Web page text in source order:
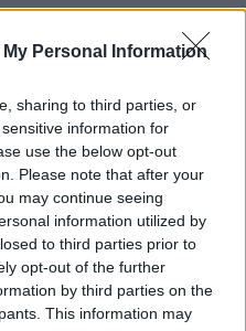
Personal Information
sharing to third parties, or
information for
use the below opt-out
Please note that after your
may continue seeing
information utilized by
to third parties prior to
opt-out of the further
by third parties on the
This information may
00:00:30
r.: dviejų moterų ir